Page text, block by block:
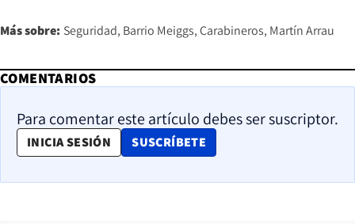
Más sobre: Seguridad Barrio Meiggs Carabineros Martín Arrau
COMENTARIOS
Para comentar este artículo debes ser suscriptor.
INICIA SESIÓN SUSCRÍBETE
OPENS IN NEW WINDOW